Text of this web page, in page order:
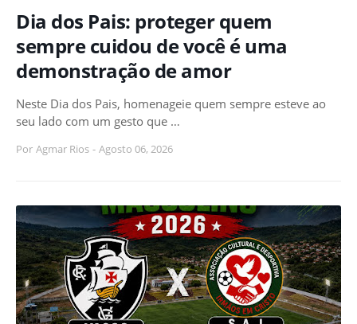
Dia dos Pais: proteger quem
sempre cuidou de você é uma
demonstração de amor
Neste Dia dos Pais, homenageie quem sempre esteve ao
seu lado com um gesto que …
Por Agmar Rios - Agosto 06, 2026